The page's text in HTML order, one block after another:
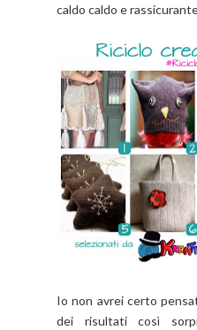
caldo caldo e
Io non avrei certo
dei risultati così